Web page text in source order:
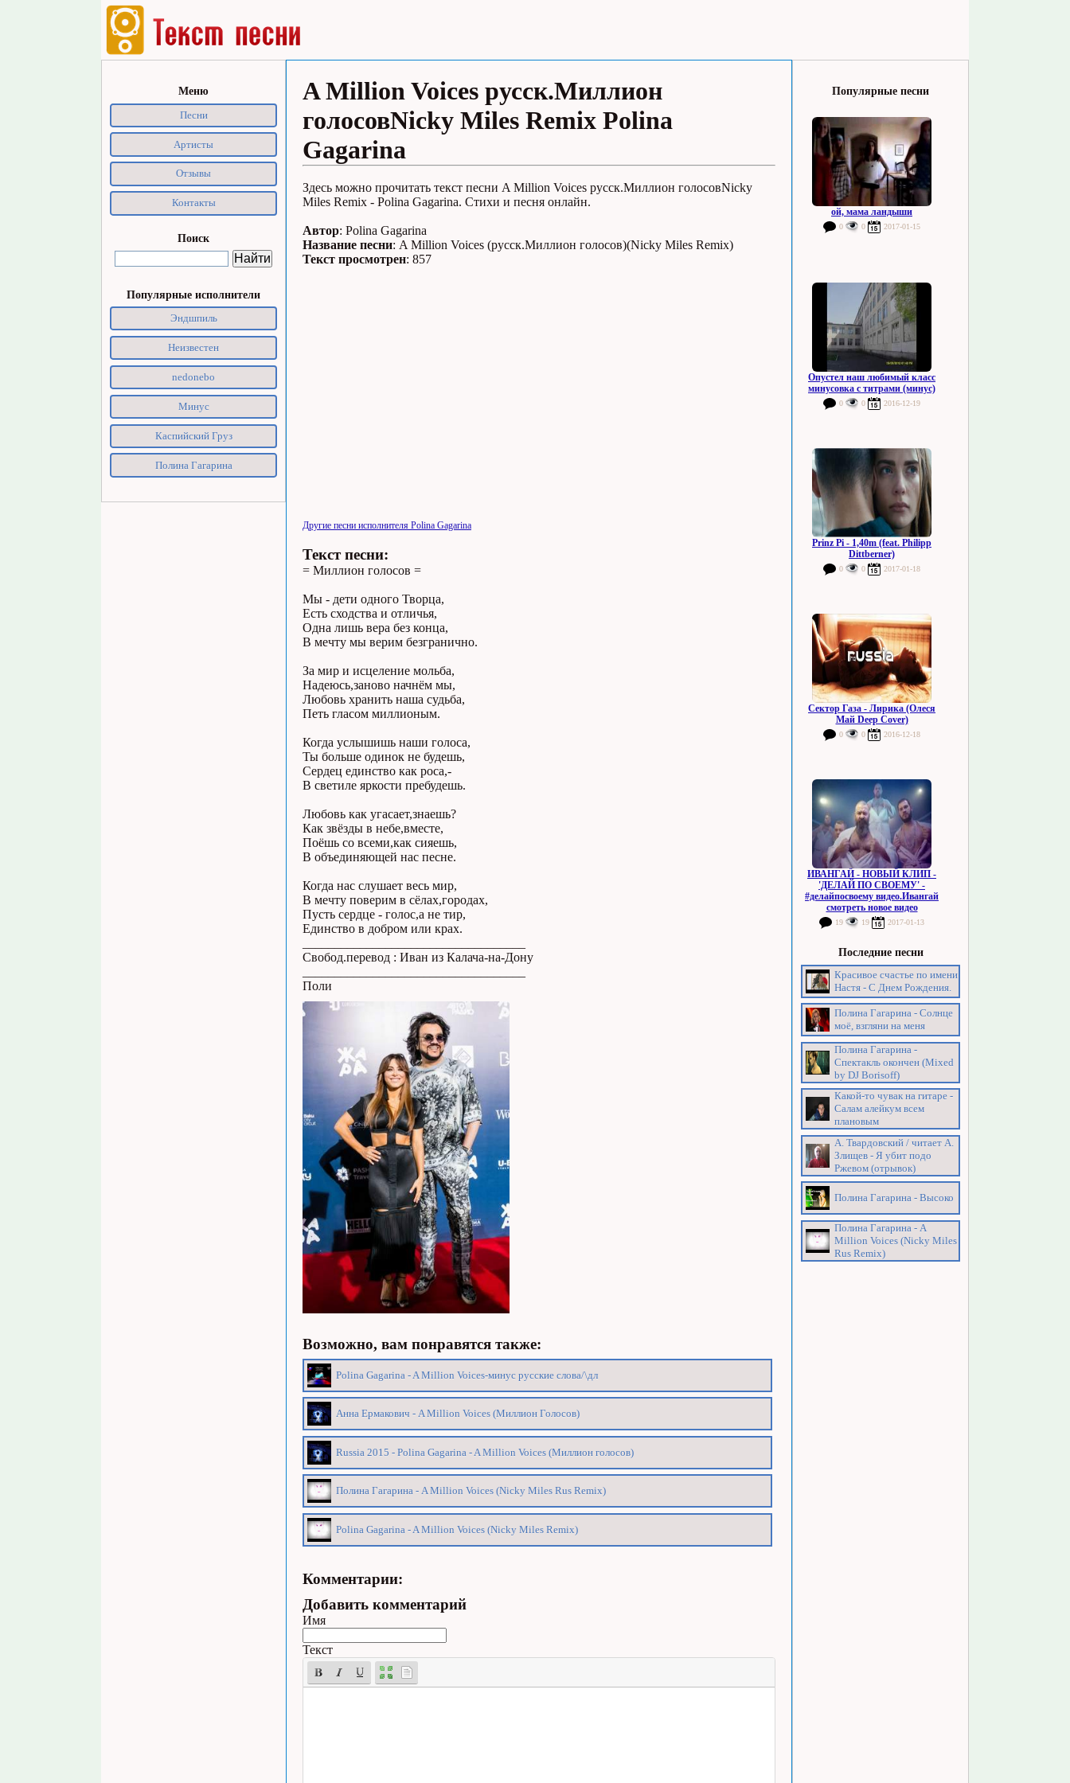
Меню
Песни
Артисты
Отзывы
Контакты
Поиск
Популярные исполнители
Эндшпиль
Неизвестен
nedonebo
Минус
Каспийский Груз
Полина Гагарина
A Million Voices русск.Миллион
голосовNicky Miles Remix Polina
Gagarina
Здесь можно прочитать текст песни A Million Voices русск.Миллион голосовNicky
Miles Remix - Polina Gagarina. Стихи и песня онлайн.
Автор: Polina Gagarina
Название песни: A Million Voices (русск.Миллион голосов)(Nicky Miles Remix)
Текст просмотрен: 857
Другие песни исполнителя Polina Gagarina
Текст песни:
= Миллион голосов =
Мы - дети одного Творца,
Есть сходства и отличья,
Одна лишь вера без конца,
В мечту мы верим безгранично.
За мир и исцеление мольба,
Надеюсь,заново начнём мы,
Любовь хранить наша судьба,
Петь гласом миллионым.
Когда услышишь наши голоса,
Ты больше одинок не будешь,
Сердец единство как роса,-
В светиле яркости пребудешь.
Любовь как угасает,знаешь?
Как звёзды в небе,вместе,
Поёшь со всеми,как сияешь,
В объединяющей нас песне.
Когда нас слушает весь мир,
В мечту поверим в сёлах,городах,
Пусть сердце - голос,а не тир,
Единство в добром или крах.
Свобод.перевод : Иван из Калача-на-Дону
Поли
Возможно, вам понравятся также:
Polina Gagarina - A Million Voices-минус русские слова/\дл
Анна Ермакович - A Million Voices (Миллион Голосов)
Russia 2015 - Polina Gagarina - A Million Voices (Миллион голосов)
Полина Гагарина - A Million Voices (Nicky Miles Rus Remix)
Polina Gagarina - A Million Voices (Nicky Miles Remix)
Комментарии:
Добавить комментарий
Имя
Текст
Популярные песни
ой, мама ландыши
0 0 2017-01-15
Опустел наш любимый класс
минусовка с титрами (минус)
0 0 2016-12-19
Prinz Pi - 1,40m (feat. Philipp
Dittberner)
0 0 2017-01-18
Сектор Газа - Лирика (Олеся
Май Deep Cover)
0 0 2016-12-18
ИВАНГАЙ - НОВЫЙ КЛИП -
'ДЕЛАЙ ПО СВОЕМУ' -
#делайпосвоему видео.Ивангай
смотреть новое видео
19 19 2017-01-13
Последние песни
Красивое счастье по имени
Настя - С Днем Рождения.
Полина Гагарина - Солнце
моё, взгляни на меня
Полина Гагарина -
Спектакль окончен (Mixed
by DJ Borisoff)
Какой-то чувак на гитаре -
Салам алейкум всем
плановым
А. Твардовский / читает А.
Злищев - Я убит подо
Ржевом (отрывок)
Полина Гагарина - Высоко
Полина Гагарина - A
Million Voices (Nicky Miles
Rus Remix)